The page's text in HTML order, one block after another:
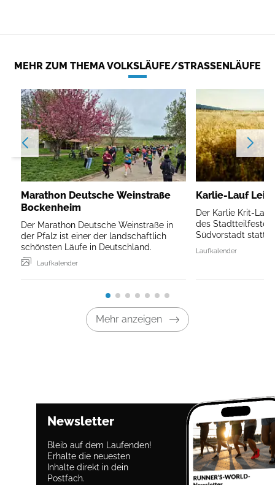
MEHR ZUM THEMA VOLKSLÄUFE/STRASSENLÄUFE
Marathon Deutsche Weinstraße
Bockenheim
Der Marathon Deutsche Weinstraße in
der Pfalz ist einer der landschaftlich
schönsten Läufe in Deutschland.
Laufkalender
Karlie-Lauf
Der Karlie Krit-
des Stadtteilfestes
Südvorstadt statt.
Laufkalender
Mehr anzeigen
Newsletter
Bleib auf dem Laufenden!
Erhalte die neuesten
Inhalte direkt in dein
Postfach.